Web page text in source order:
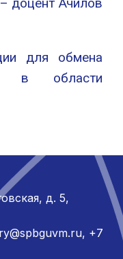
доцент Ачилов
для обмена
в области
д. 5,
, +7